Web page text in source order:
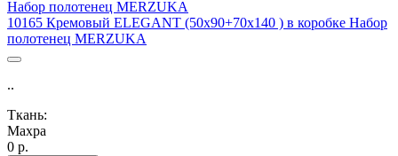
10165 Кремовый ELEGANT (50х90+70х140 ) в коробке Набор
полотенец MERZUKA
..
Ткань:
Махра
0 р.